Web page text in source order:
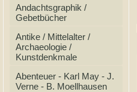
Andachtsgraphik /
Gebetbücher
Antike / Mittelalter /
Archaeologie /
Kunstdenkmale
Abenteuer - Karl May - J.
Verne - B. Moellhausen